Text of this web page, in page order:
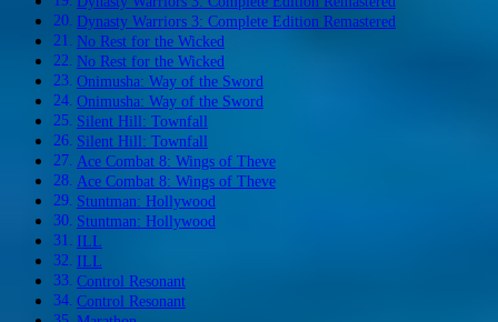
Dynasty Warriors 3: Complete Edition Remastered
No Rest for the Wicked
No Rest for the Wicked
Onimusha: Way of the Sword
Onimusha: Way of the Sword
Silent Hill: Townfall
Silent Hill: Townfall
Ace Combat 8: Wings of Theve
Ace Combat 8: Wings of Theve
Stuntman: Hollywood
Stuntman: Hollywood
ILL
ILL
Control Resonant
Control Resonant